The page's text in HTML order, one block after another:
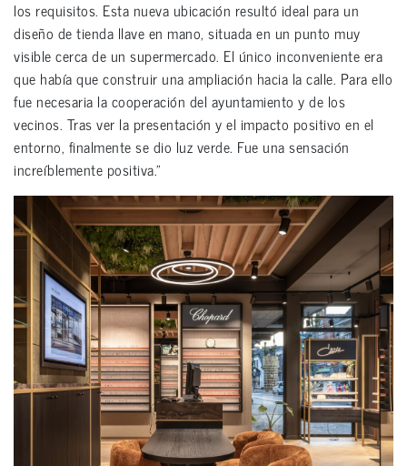
los requisitos. Esta nueva ubicación resultó ideal para un
diseño de tienda llave en mano, situada en un punto muy
visible cerca de un supermercado. El único inconveniente era
que había que construir una ampliación hacia la calle. Para ello
fue necesaria la cooperación del ayuntamiento y de los
vecinos. Tras ver la presentación y el impacto positivo en el
entorno, finalmente se dio luz verde. Fue una sensación
increíblemente positiva.”